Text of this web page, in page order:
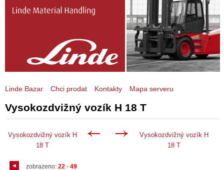
Vysokozdvižný vozík H 18 T
Vysokozdvižný vozík H
18 T
Vysokozdvižný vozík H
18 T
zobrazeno: 22 - 49
Linde Bazar Chci prodat Kontakty Mapa serveru